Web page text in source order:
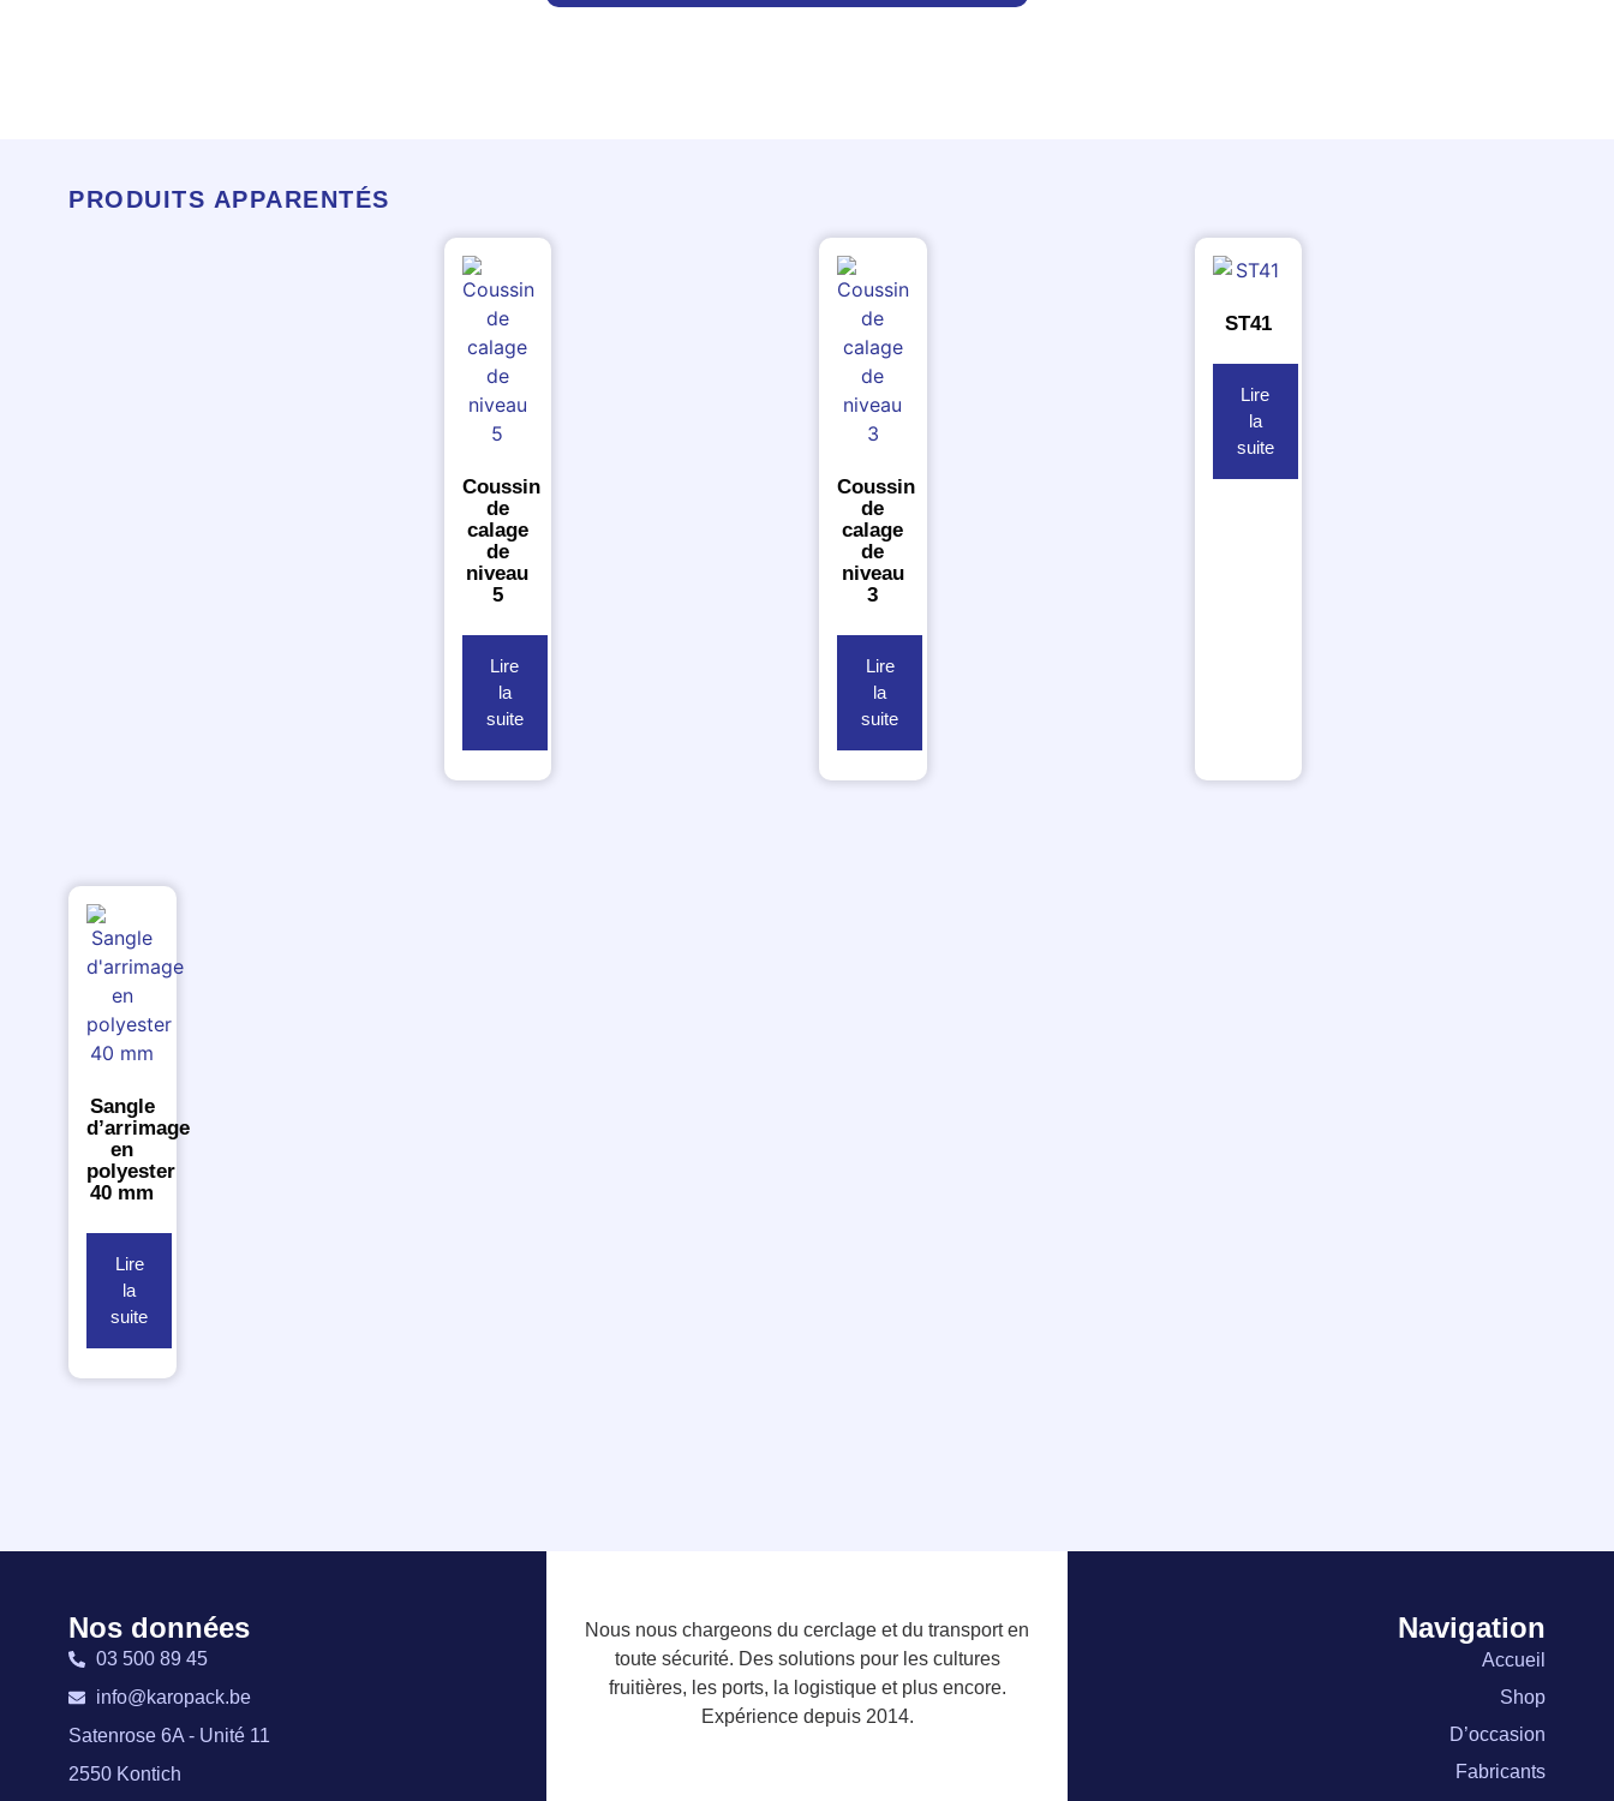
PRODUITS APPARENTÉS
Coussin
de
calage
de
niveau
5
Lire
la
suite
Coussin
de
calage
de
niveau
3
Lire
la
suite
ST41
Lire
la
suite
Sangle
d’arrimage
en
polyester
40 mm
Lire
la
suite
Nos données
03 500 89 45
info@karopack.be
Satenrose 6A - Unité 11
2550 Kontich
Nous nous chargeons du cerclage et du transport en
toute sécurité. Des solutions pour les cultures
fruitières, les ports, la logistique et plus encore.
Expérience depuis 2014.
Navigation
Accueil
Shop
D’occasion
Fabricants